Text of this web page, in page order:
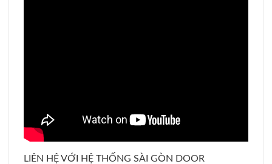
LIÊN HỆ VỚI HỆ THỐNG SÀI GÒN DOOR